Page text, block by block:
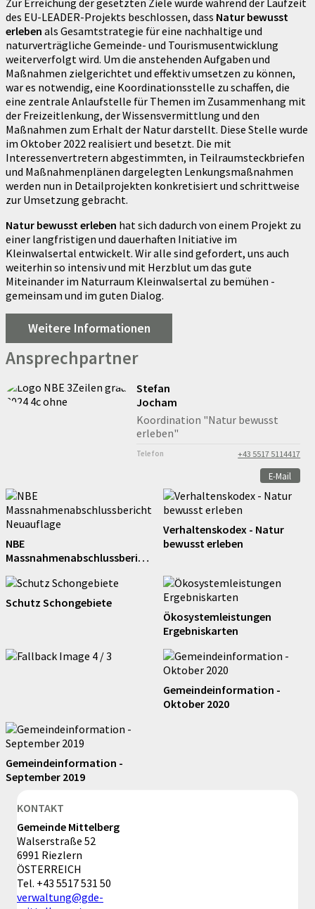
des EU-LEADER-Projekts beschlossen, dass Natur bewusst
erleben als Gesamtstrategie für eine nachhaltige und
naturverträgliche Gemeinde- und Tourismusentwicklung
weiterverfolgt wird. Um die anstehenden Aufgaben und
Maßnahmen zielgerichtet und effektiv umsetzen zu können,
war es notwendig, eine Koordinationsstelle zu schaffen, die
eine zentrale Anlaufstelle für Themen im Zusammenhang mit
der Freizeitlenkung, der Wissensvermittlung und den
Maßnahmen zum Erhalt der Natur darstellt. Diese Stelle wurde
im Oktober 2022 realisiert und besetzt. Die mit
Interessenvertretern abgestimmten, in Teilraumsteckbriefen
und Maßnahmenplänen dargelegten Lenkungsmaßnahmen
werden nun in Detailprojekten konkretisiert und schrittweise
zur Umsetzung gebracht.
Natur bewusst erleben hat sich dadurch von einem Projekt zu
einer langfristigen und dauerhaften Initiative im
Kleinwalsertal entwickelt. Wir alle sind gefordert, uns auch
weiterhin so intensiv und mit Herzblut um das gute
Miteinander im Naturraum Kleinwalsertal zu bemühen -
gemeinsam und im guten Dialog.
Weitere Informationen
Ansprechpartner
Stefan
Jocham
Koordination "Natur bewusst
erleben"
Telefon +43 5517 5114417
E-Mail
NBE
Massnahmenabschlussberich
Verhaltenskodex - Natur
bewusst erleben
Schutz Schongebiete
Ökosystemleistungen
Ergebniskarten
Gemeindeinformation -
Oktober 2020
Gemeindeinformation -
September 2019
KONTAKT
Gemeinde Mittelberg
Walserstraße 52
6991 Riezlern
ÖSTERREICH
Tel. +43 5517 531 50
verwaltung@gde-